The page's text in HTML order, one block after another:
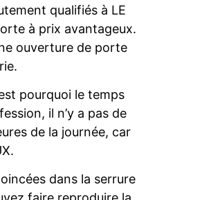
qualifiés à LE
à prix avantageux.
ouverture de porte
pourquoi le temps
il n’y a pas de
de la journée, car
dans la serrure